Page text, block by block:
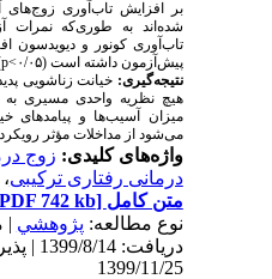
بر افزایش تاب‌آوری زوج­‌های
شده‌اند به ‌طوری‌که نمرات
تاب‌آوری کونور و دیویدسون
پیش‌آزمون داشته است (۰/۰۵>
p
).
نتیجه‌گیری:خیانت زناشویی
هیچ نظریه واحدی مسیری به
میزان آسیب‌ها و پیامدهای
می‌شود از مداخلات مؤثر
واژه‌های کلیدی:زوج
‌درمانی رفتاری ترکیبی،
متن کامل[PDF 742 kb]
نوع مطالعه:پژوهشي|
1399/11/25